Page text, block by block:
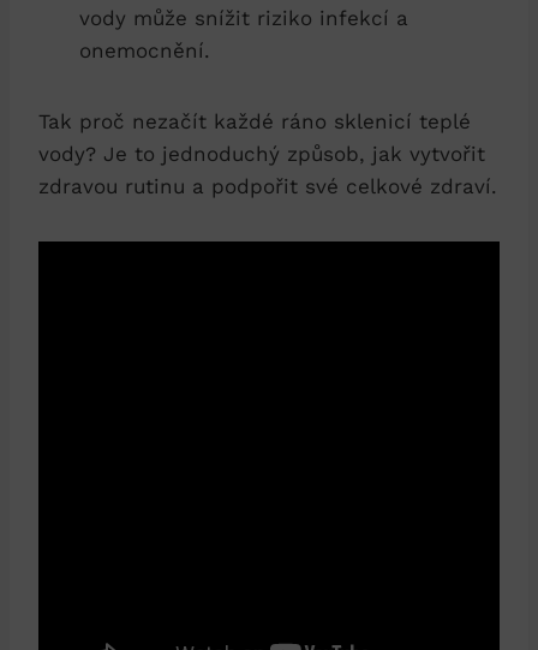
vody může snížit riziko infekcí a
onemocnění.
Tak proč nezačít každé ráno sklenicí teplé
vody? Je to jednoduchý způsob, jak vytvořit
zdravou rutinu a podpořit své celkové zdraví.